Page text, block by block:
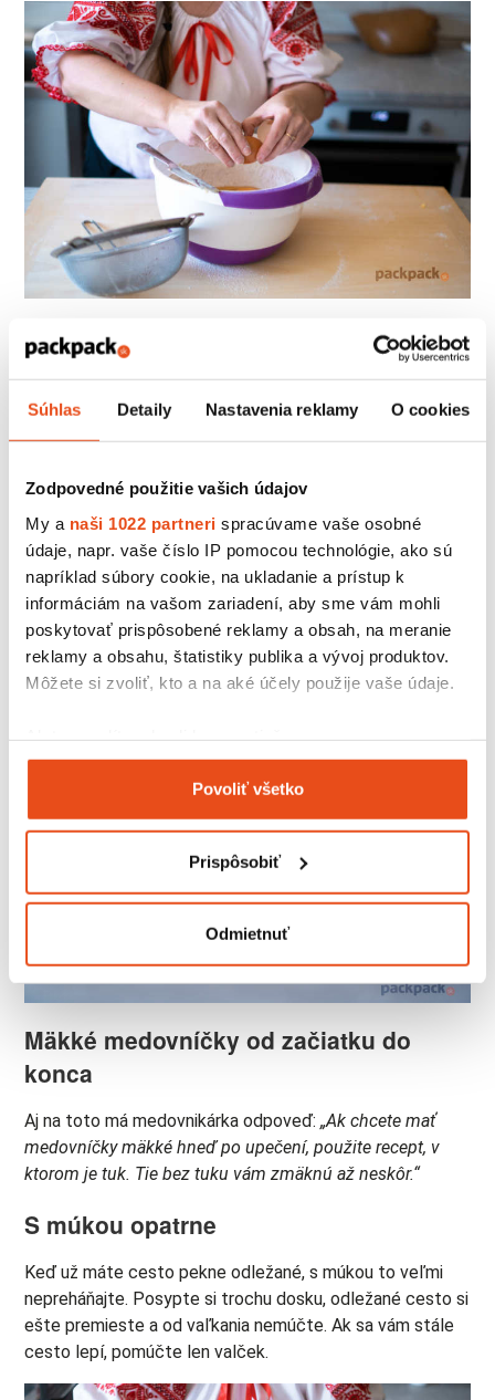
Súhlas Detaily Nastavenia reklamy O cookies
Zodpovedné použitie vašich údajov
My a naši 1022 partneri spracúvame vaše osobné
údaje, napr. vaše číslo IP pomocou technológie, ako sú
napríklad súbory cookie, na ukladanie a prístup k
informáciám na vašom zariadení, aby sme vám mohli
poskytovať prispôsobené reklamy a obsah, na meranie
reklamy a obsahu, štatistiky publika a vývoj produktov.
Môžete si zvoliť, kto a na aké účely použije vaše údaje.
Zhromažďovať informácie o vašej geografickej
polohe s presnosťou na niekoľko metrov
Identifikovať vaše zariadenie aktívnym
Viac informácií o tom, ako sa spracúvajú vaše osobné
údaje, nájdete v časti svašimi nastaveniami
o používaní súborov cookie.
Na prispôsobenie obsahu a reklám, poskytovanie funkcií
sociálnych médií a analýzu návštevnosti používame
súbory cookie. Informácie o tom, ako používate naše
webové stránky, poskytujeme aj našim partnerom v
oblasti sociálnych médií, inzercie a analýzy. Títo partneri
môžu príslušné informácie skombinovať s ďalšími
keď ste používali ich služby.
Povoliť všetko
Prispôsobiť
Odmietnuť
Cesto na perník treba poriadne
vyhniesť
Aj cez boľavé ruky, aj keď sa vám zdá, že už je po pár
minútach všetko spojené. Dlhšie hnetenie je pre
pripravujete. Na hnetení si preto dajte záležať.
Cestu na medovníky doprajte oddych
Nie ale v chlade. Celý život medovníčkov sa musí diať pri
izbovej teplote
Cesto na medovníčky
nechajte
oddychovať pokojne aj deň, dva. Nikam sa s ním
neponáhľajte.
Mäkké medovníčky od začiatku do
konca
Aj na toto má medovnikárka odpoveď: „Ak chcete mať
medovníčky mäkké hneď po upečení, použite recept, v
ktorom je tuk. Tie bez tuku vám zmäknú až neskôr.“
S múkou opatrne
Keď už máte cesto pekne odležané, s múkou to veľmi
nepreháňajte. Posypte si trochu dosku, odležané cesto si
ešte premieste a od vaľkania nemúčte. Ak sa vám stále
cesto lepí, pomúčte len valček.